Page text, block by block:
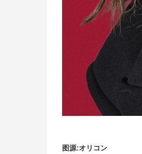
图源:オリコン